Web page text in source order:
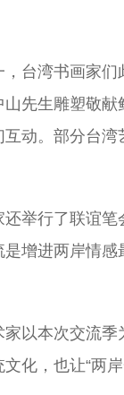
台湾书画家们
先生雕塑敬献
动。部分台湾
举行了联谊笔
增进两岸情感
以本次交流季
化，也让“两